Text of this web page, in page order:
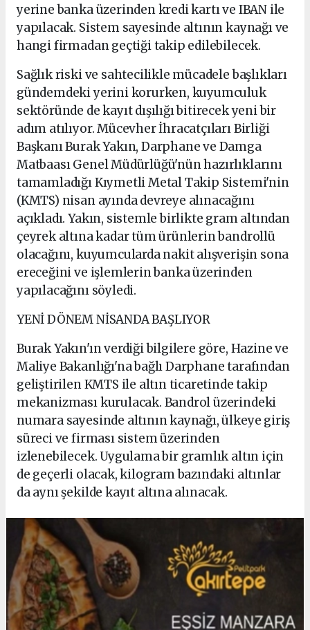
yerine banka üzerinden kredi kartı ve IBAN ile
yapılacak. Sistem sayesinde altının kaynağı ve
hangi firmadan geçtiği takip edilebilecek.
Sağlık riski ve sahtecilikle mücadele başlıkları
gündemdeki yerini korurken, kuyumculuk
sektöründe de kayıt dışılığı bitirecek yeni bir
adım atılıyor. Mücevher İhracatçıları Birliği
Başkanı Burak Yakın, Darphane ve Damga
Matbaası Genel Müdürlüğü'nün hazırlıklarını
tamamladığı Kıymetli Metal Takip Sistemi'nin
(KMTS) nisan ayında devreye alınacağını
açıkladı. Yakın, sistemle birlikte gram altından
çeyrek altına kadar tüm ürünlerin bandrollü
olacağını, kuyumcularda nakit alışverişin sona
ereceğini ve işlemlerin banka üzerinden
yapılacağını söyledi.
YENİ DÖNEM NİSANDA BAŞLIYOR
Burak Yakın'ın verdiği bilgilere göre, Hazine ve
Maliye Bakanlığı'na bağlı Darphane tarafından
geliştirilen KMTS ile altın ticaretinde takip
mekanizması kurulacak. Bandrol üzerindeki
numara sayesinde altının kaynağı, ülkeye giriş
süreci ve firması sistem üzerinden
izlenebilecek. Uygulama bir gramlık altın için
de geçerli olacak, kilogram bazındaki altınlar
da aynı şekilde kayıt altına alınacak.